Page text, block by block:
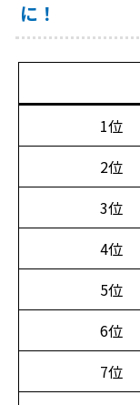
に！
1位
2位
3位
4位
5位
6位
7位